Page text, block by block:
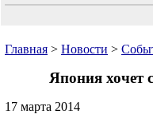
Главная > Новости >
Япония хочет
17 марта 2014